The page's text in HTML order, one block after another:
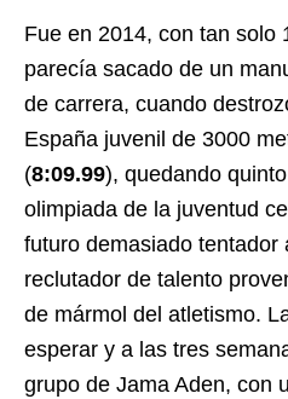
Fue en 2014, con tan solo
parecía sacado de un
de carrera, cuando
España juvenil de 3000
(8:09.99), quedando
olimpiada de la juventud
futuro demasiado tentador
reclutador de talento
de mármol del atletismo.
esperar y a las tres
grupo de Jama Aden, con